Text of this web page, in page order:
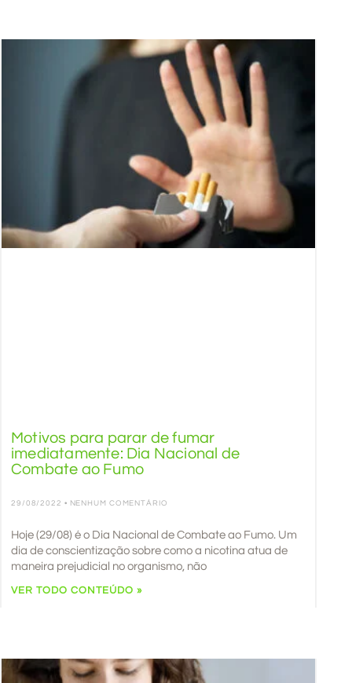
Motivos para parar de fumar
imediatamente: Dia Nacional de
Combate ao Fumo
29/08/2022 NENHUM COMENTÁRIO
Hoje (29/08) é o Dia Nacional de Combate ao Fumo. Um
dia de conscientização sobre como a nicotina atua de
maneira prejudicial no organismo, não
VER TODO CONTEÚDO »